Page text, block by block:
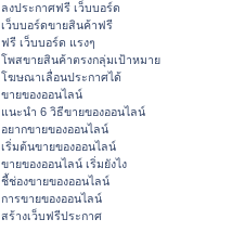
ลงประกาศฟรี เว็บบอร์ด
เว็บบอร์ดขายสินค้าฟรี
ฟรี เว็บบอร์ด แรงๆ
โพสขายสินค้าตรงกลุ่มเป้าหมาย
โฆษณาเลื่อนประกาศได้
ขายของออนไลน์
แนะนำ 6 วิธีขายของออนไลน์
อยากขายของออนไลน์
เริ่มต้นขายของออนไลน์
ขายของออนไลน์ เริ่มยังไง
ชี้ช่องขายของออนไลน์
การขายของออนไลน์
สร้างเว็บฟรีประกาศ